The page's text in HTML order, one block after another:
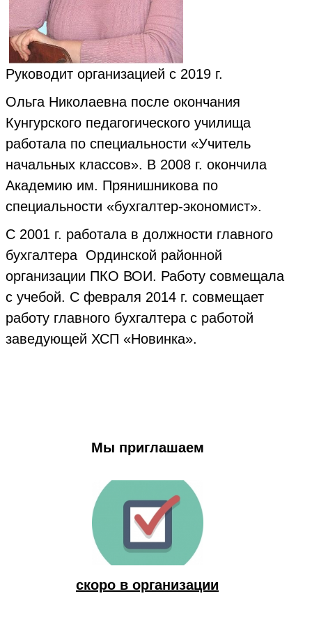
Руководит организацией с 2019 г.
Ольга Николаевна после окончания
Кунгурского педагогического училища
работала по специальности «Учитель
начальных классов». В 2008 г. окончила
Академию им. Прянишникова по
специальности «бухгалтер-экономист».
С 2001 г. работала в должности главного
бухгалтера Ординской районной
организации ПКО ВОИ. Работу совмещала
с учебой. С февраля 2014 г. совмещает
работу главного бухгалтера с работой
заведующей ХСП «Новинка».
Мы приглашаем
скоро в организации